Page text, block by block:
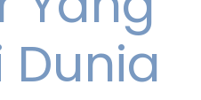
Dunia